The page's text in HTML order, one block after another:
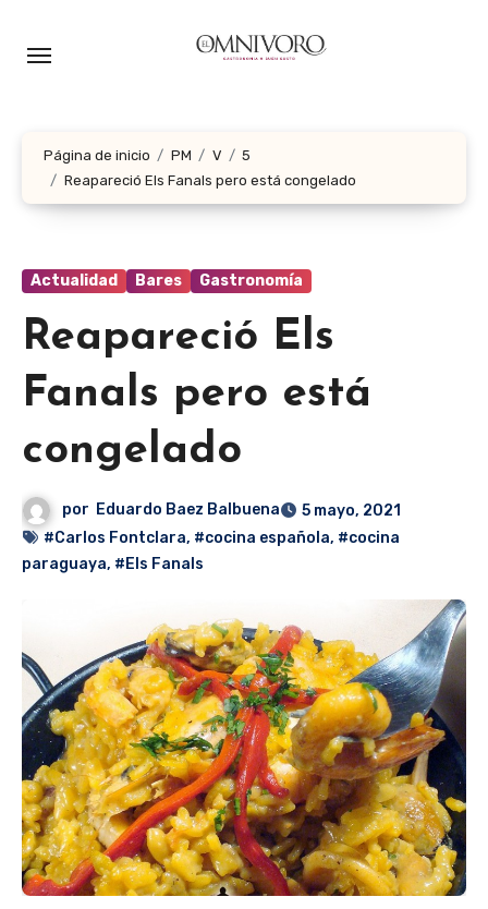
Página de inicio PM V
5
Reapareció Els Fanals pero está congelado
Actualidad Bares Gastronomía
Reapareció Els
Fanals pero está
congelado
por Eduardo Baez Balbuena
5 mayo, 2021
#Carlos Fontclara, #cocina española, #cocina
paraguaya, #Els Fanals